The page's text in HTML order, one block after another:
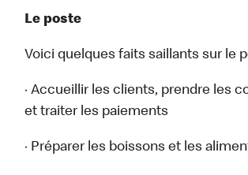
Le poste
Voici quelques faits saillants sur le
· Accueillir les clients, prendre les
et traiter les paiements
· Préparer les boissons et les